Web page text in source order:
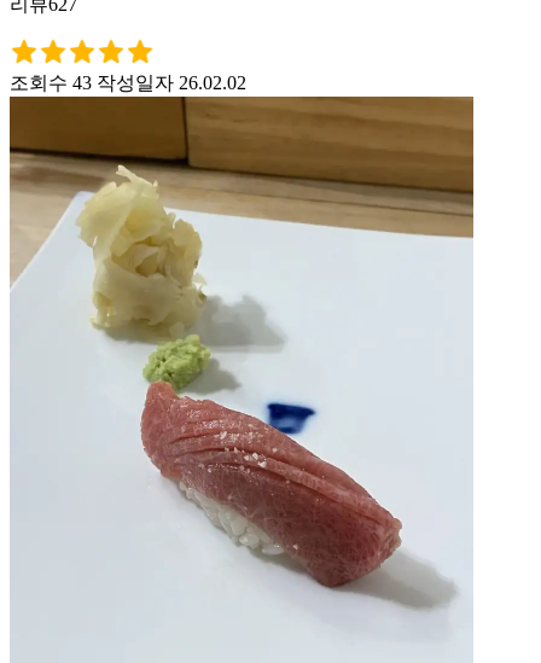
조회수 43 작성일자 26.02.02